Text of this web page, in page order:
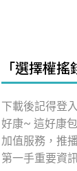
「選擇權
下載後記得登
好康~ 這好康
加值服務，推
第一手重要資